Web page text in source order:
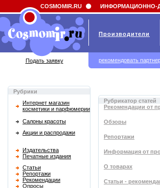
Field 'news_title' doesn't have a default value
Рубрики
Интернет магазин
косметики и парфюмерии
Салоны красоты
Акции и распродажи
Издательства
Печатные издания
Статьи
Репортажи
Рекомендации
Опросы
Рубрикатор статей
Рекомендации от
Обзоры
Репортажи
Информация от
О товарах
Статьи -
COSMOMIR.RU ИНФОРМАЦИОННО-
Производители
Подать заявку рекомендовать